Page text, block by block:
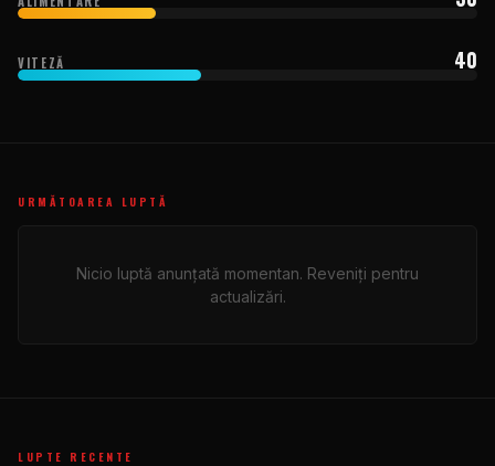
VITEZĂ 40
URMĂTOAREA LUPTĂ
Nicio luptă anunțată momentan. Reveniți pentru
actualizări.
LUPTE RECENTE